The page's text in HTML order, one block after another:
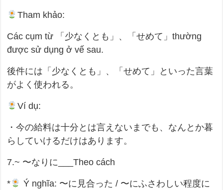
Tham khảo:
Các cụm từ 「少なくとも」、「せめて」thường
được sử dụng ở vế sau.
後件には「少なくとも」、「せめて」といった言葉
がよく使われる。
Ví dụ:
・今の給料は十分とは言えないまでも、なんとか暮
らしていけるだけはあります。
7.~ 〜なりに___Theo cách
* Ý nghĩa: 〜に見合った / 〜にふさわしい程度に